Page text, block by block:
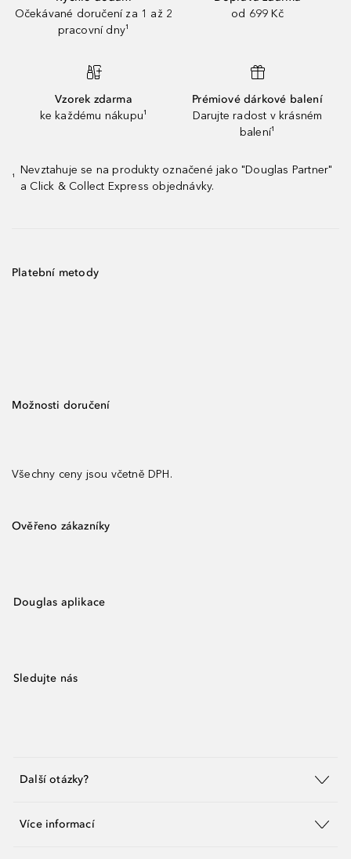
Očekávané doručení za 1 až 2
pracovní dny¹
od 699 Kč
Vzorek zdarma
ke každému nákupu¹
Prémiové dárkové balení
Darujte radost v krásném
balení¹
¹
Nevztahuje se na produkty označené jako "Douglas Partner"
a Click & Collect Express objednávky.
Platební metody
Možnosti doručení
Všechny ceny jsou včetně DPH.
Ověřeno zákazníky
Douglas aplikace
Sledujte nás
Další otázky?
Více informací